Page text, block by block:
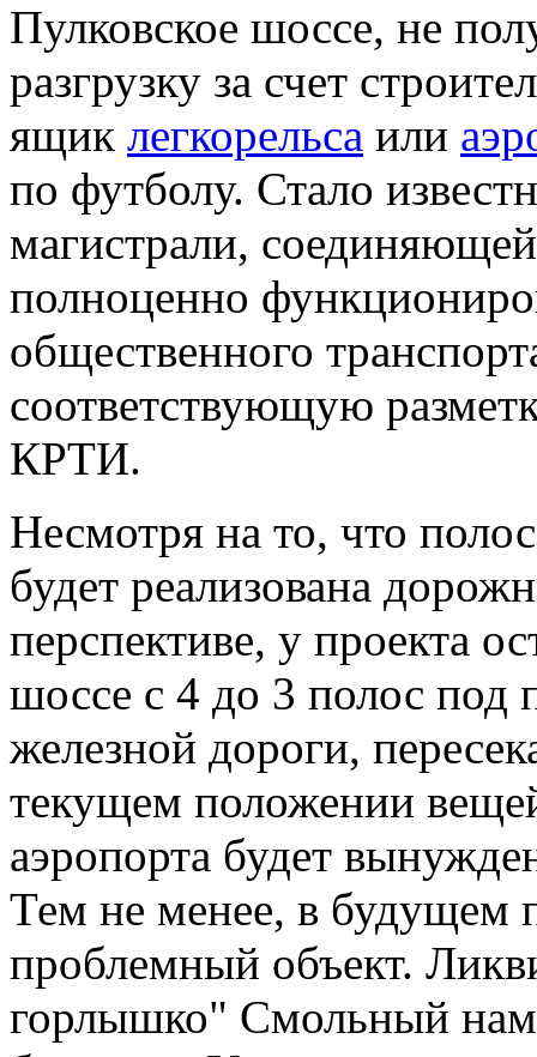
Пулковское шоссе, не
разгрузку за счет
ящик легкорельса или
по футболу. Стало
магистрали,
полноценно
общественного
соответствующую
КРТИ.
Несмотря на то, что
будет реализована
перспективе, у проекта
шоссе с 4 до 3 полос под
железной дороги,
текущем положении
аэропорта будет
Тем не менее, в будущем
проблемный объект.
горлышко" Смольный